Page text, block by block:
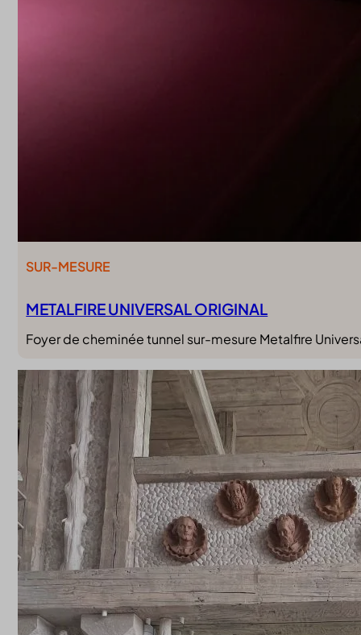
METALFIRE UNIVERSAL ORIGINAL
SUR-MESURE
Foyer de cheminée tunnel sur-mesure Metalfire